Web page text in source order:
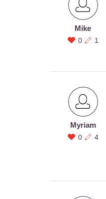
Mike
0 1
Myriam
0 4